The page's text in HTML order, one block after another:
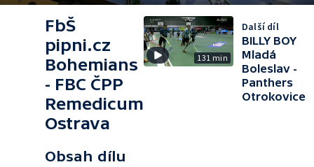
FbŠ
pipni.cz
Bohemians
- FBC ČPP
Remedicum
Ostrava
Obsah dílu
131 min
Další díl
BILLY BOY
Mladá
Boleslav -
Panthers
Otrokovice